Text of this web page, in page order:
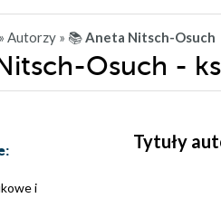
» Autorzy » 📚Aneta Nitsch-Osuch
Osuch -
i
Tytuły